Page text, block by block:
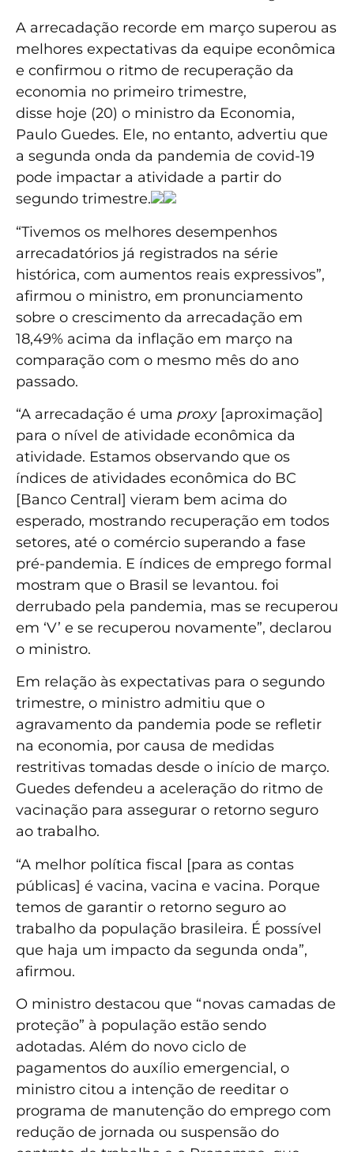
A arrecadação recorde em março superou as
melhores expectativas da equipe econômica
e confirmou o ritmo de recuperação da
economia no primeiro trimestre,
disse hoje (20) o ministro da Economia,
Paulo Guedes. Ele, no entanto, advertiu que
a segunda onda da pandemia de covid-19
pode impactar a atividade a partir do
segundo trimestre.
“Tivemos os melhores desempenhos
arrecadatórios já registrados na série
histórica, com aumentos reais expressivos”,
afirmou o ministro, em pronunciamento
sobre o crescimento da arrecadação em
18,49% acima da inflação em março na
comparação com o mesmo mês do ano
passado.
“A arrecadação é uma proxy[aproximação]
para o nível de atividade econômica da
atividade. Estamos observando que os
índices de atividades econômica do BC
[Banco Central] vieram bem acima do
esperado, mostrando recuperação em todos
setores, até o comércio superando a fase
pré-pandemia. E índices de emprego formal
mostram que o Brasil se levantou. foi
derrubado pela pandemia, mas se recuperou
em ‘V’ e se recuperou novamente”, declarou
o ministro.
Em relação às expectativas para o segundo
trimestre, o ministro admitiu que o
agravamento da pandemia pode se refletir
na economia, por causa de medidas
restritivas tomadas desde o início de março.
Guedes defendeu a aceleração do ritmo de
vacinação para assegurar o retorno seguro
ao trabalho.
“A melhor política fiscal [para as contas
públicas] é vacina, vacina e vacina. Porque
temos de garantir o retorno seguro ao
trabalho da população brasileira. É possível
que haja um impacto da segunda onda”,
afirmou.
O ministro destacou que “novas camadas de
proteção” à população estão sendo
adotadas. Além do novo ciclo de
pagamentos do auxílio emergencial, o
ministro citou a intenção de reeditar o
programa de manutenção do emprego com
redução de jornada ou suspensão do